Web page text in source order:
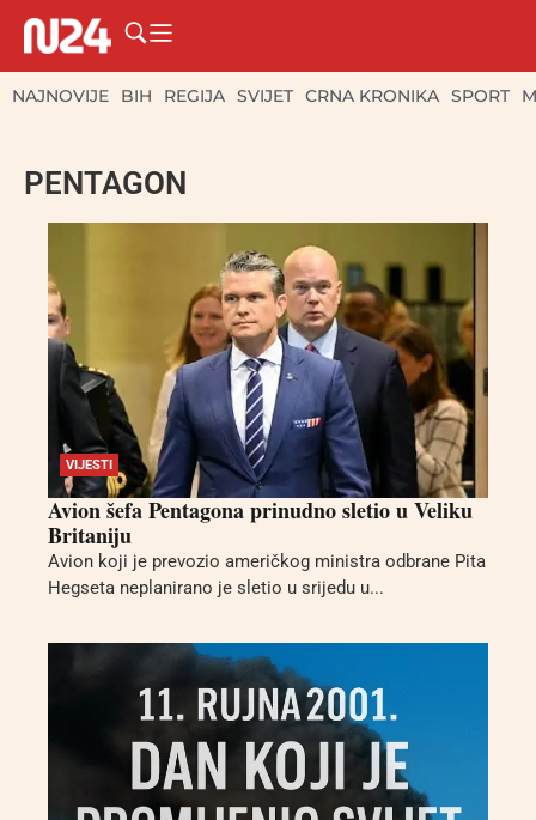
NAJNOVIJE BIH REGIJA SVIJET CRNA KRONIKA SPORT
PENTAGON
VIJESTI
Avion šefa Pentagona prinudno sletio u Veliku
Britaniju
Avion koji je prevozio američkog ministra odbrane Pita
Hegseta neplanirano je sletio u srijedu u...